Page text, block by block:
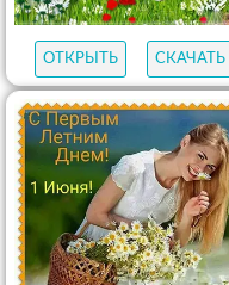
ОТКРЫТЬ СКАЧАТЬ